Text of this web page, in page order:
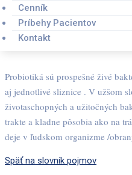
Cenník
Príbehy Pacientov
Kontakt
Probiotiká sú prospešné živé
aj jednotlivé sliznice . V užšom
životaschopných a užitočných
trakte a kladne pôsobia ako na
deje v ľudskom organizme /
Späť na slovník pojmov